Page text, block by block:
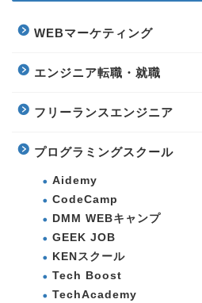
WEBマーケティング
エンジニア転職・就職
フリーランスエンジニア
プログラミングスクール
Aidemy
CodeCamp
DMM WEBキャンプ
GEEK JOB
KENスクール
Tech Boost
TechAcademy